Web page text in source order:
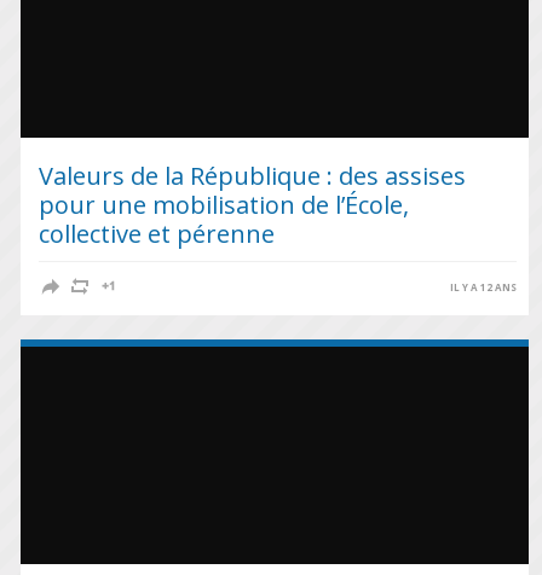
Valeurs de la République : des assises
pour une mobilisation de l’École,
collective et pérenne
IL Y A 12 ANS